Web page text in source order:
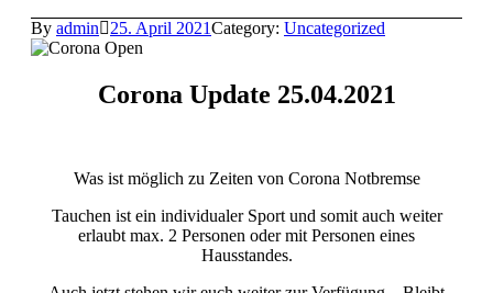
By admin 25. April 2021Category: Uncategorized
Corona Update 25.04.2021
Was ist möglich zu Zeiten von Corona Notbremse
Tauchen ist ein individualer Sport und somit auch weiter
erlaubt max. 2 Personen oder mit Personen eines
Hausstandes.